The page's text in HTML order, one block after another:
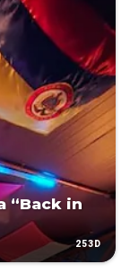
“Back in
253D